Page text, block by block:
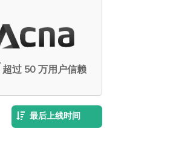
超过 50 万用户信赖
最后上线时间